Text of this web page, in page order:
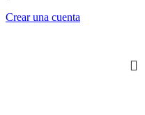
Crear una cuenta